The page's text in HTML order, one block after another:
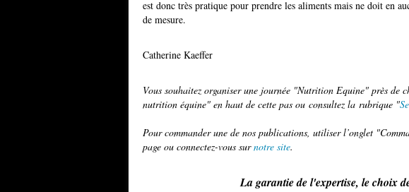
est donc très pratique pour prendre les aliments mais ne doit en
de mesure.
Catherine Kaeffer
Vous souhaitez organiser une journée "Nutrition Equine" près de
nutrition équine" en haut de cette pas ou consultez la rubrique "
Pour commander une de nos publications, utiliser l’onglet
page ou connectez-vous surnotre site.
La garantie de l'expertise, le choix